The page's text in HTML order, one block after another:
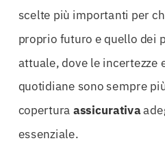
scelte più importanti per
proprio futuro e quello dei
attuale, dove le incertezze
quotidiane sono sempre
copertura assicurativa
essenziale.